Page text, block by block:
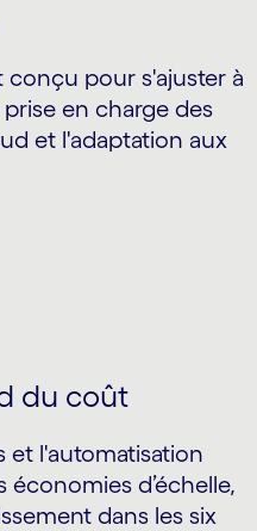
pour s'ajuster à
en charge des
et l'adaptation aux
du coût
et l'automatisation
d’échelle,
dans les six